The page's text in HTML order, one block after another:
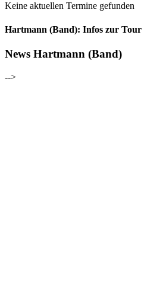
Keine aktuellen Termine gefunden
Hartmann (Band): Infos zur Tour
News Hartmann (Band)
-->